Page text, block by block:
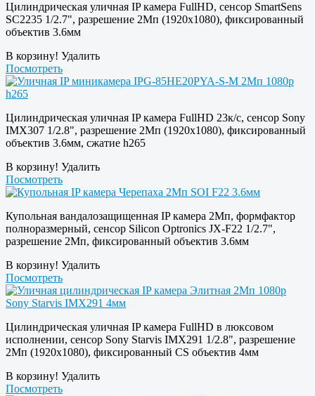
Цилиндрическая уличная IP камера FullHD, сенсор SmartSens
SC2235 1/2.7", разрешение 2Мп (1920х1080), фиксированный
объектив 3.6мм
В корзину! Удалить
Посмотреть
Цилиндрическая уличная IP камера FullHD 23к/c, сенсор Sony
IMX307 1/2.8", разрешение 2Мп (1920х1080), фиксированный
объектив 3.6мм, сжатие h265
В корзину! Удалить
Посмотреть
Купольная вандалозащищенная IP камера 2Мп, формфактор
полноразмерный, сенсор Silicon Optronics JX-F22 1/2.7",
разрешение 2Мп, фиксированный объектив 3.6мм
В корзину! Удалить
Посмотреть
Цилиндрическая уличная IP камера FullHD в люксовом
исполнении, сенсор Sony Starvis IMX291 1/2.8", разрешение
2Мп (1920х1080), фиксированный CS объектив 4мм
В корзину! Удалить
Посмотреть